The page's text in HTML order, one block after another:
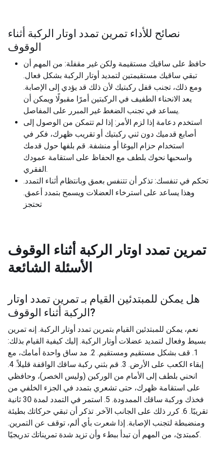
نصائح للأداء تمرين تمدد اوتار الركبة أثناء
الوقوف
حافظ على ساقيك مستقيمة ولكن غير مقفلة: من المهم أن
تبقي ساقيك مستقيمتين لتمديد أوتار الركبة بشكل فعال.
ومع ذلك، تجنب قفل ركبتيك لأن ذلك قد يؤدي إلى الإصابة.
يعد الانحناء الطفيف في الركبتين أمرًا مقبولًا ويمكن أن
يساعد في تجنب الضغط غير المبرر على المفاصل.
استخدم دعامة إذا لزم الأمر: إذا لم تتمكن من الوصول إلى
أصابع قدميك دون ثني ركبتيك أو تقريب ظهرك، فكر في
استخدام حزام اليوغا أو منشفة. قم بلفها حول قدمك
واسحبها نحوك بلطف مع الحفاظ على استقامة عمودك
الفقري.
تحكم في تنفسك: تذكر أن تتنفس بعمق وبانتظام أثناء التمدد.
وهذا يساعد على استرخاء العضلات ويسمح بتمدد أعمق.
تحتجز
تمرين تمدد اوتار الركبة أثناء الوقوف
الأسئلة الشائعة
هل يمكن للمبتدئين القيام بـ تمرين تمدد اوتار
الركبة أثناء الوقوف?
نعم، يمكن للمبتدئين القيام بتمرين تمدد أوتار الركبة. إنه تمرين
بسيط وفعال لتمديد عضلات أوتار الركبة. إليك كيفية القيام بذلك:
1. قف بشكل مستقيم ومستقيم. 2. مد ساق واحدة أمامك، مع
إبقاء الكعب على الأرض. 3. قم بثني ركبة ساقك الواقفة قليلاً. 4.
انحني بلطف إلى الأمام من الوركين (وليس الخصر)، وحافظي
على استقامة ظهرك، حتى تشعري بتمدد في الجزء الخلفي من
فخذك وركبة ساقك الممدودة. 5. استمر في التمدد لمدة 30 ثانية
تقريبًا. 6. كرر ذلك على الجانب الآخر. تذكر أن تبقي حركاتك بطيئة
ومنضبطة لتجنب الإصابة. إذا شعرت بأي ألم، توقف عن التمرين.
كمبتدئ، من المهم أن تبدأ ببطء وأن تزيد شدة تمريناتك تدريجيًا.